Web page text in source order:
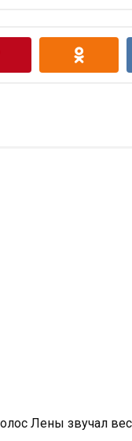
Лены звучал